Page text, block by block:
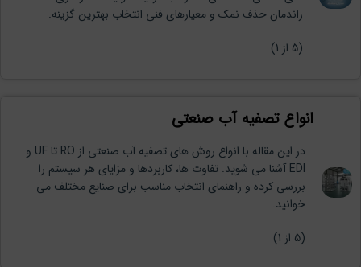
راندمان حذف نمک و معیارهای فنی انتخاب بهترین گزینه.
(
5 از 1)
انواع تصفیه آب صنعتی
در این مقاله با انواع روش های تصفیه آب صنعتی از RO تا UF و
EDI آشنا می شوید. تفاوت ها، کاربردها و مزایای هر سیستم را
بررسی کرده و راهنمای انتخاب مناسب برای صنایع مختلف می
خوانید.
(
5 از 1)